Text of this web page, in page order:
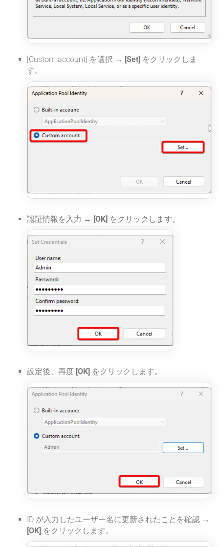
[Custom account] を選択 → [Set] をクリックしま
す。
認証情報を入力 → [OK] をクリックします。
設定後、再度 [OK] をクリックします。
ID が入力したユーザー名に更新されたことを確認 →
[OK] をクリックします。